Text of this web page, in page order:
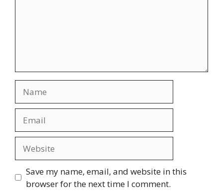
Save my name, email, and website in this
browser for the next time I comment.